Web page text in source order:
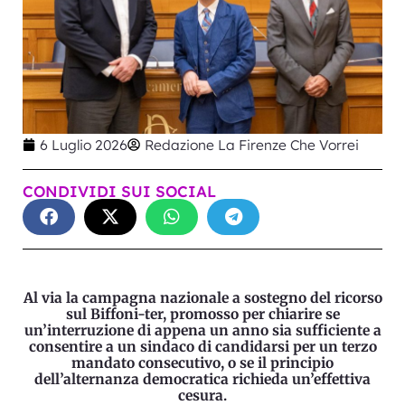
6 Luglio 2026 Redazione La Firenze Che Vorrei
CONDIVIDI SUI SOCIAL
Al via la campagna nazionale a sostegno del ricorso
sul Biffoni-ter, promosso per chiarire se
un’interruzione di appena un anno sia sufficiente a
consentire a un sindaco di candidarsi per un terzo
mandato consecutivo, o se il principio
dell’alternanza democratica richieda un’effettiva
cesura.